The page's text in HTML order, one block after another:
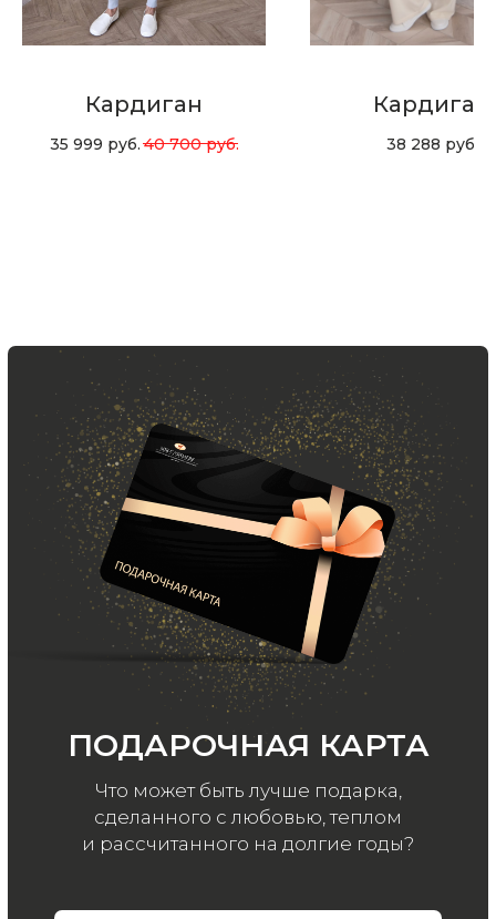
Кардиган
35 999 руб.40 700 руб.
Кардиган
38 288 руб.
Ваш e-mail
ООО «МИР КАШЕМИРА» © 2023
Все права защищены.
конфиденциальности